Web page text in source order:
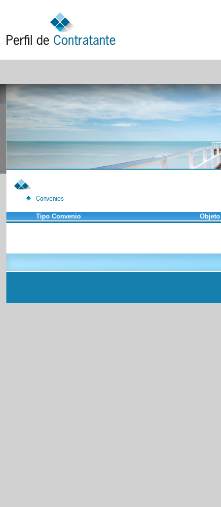
Convenios
Tipo Convenio Objeto